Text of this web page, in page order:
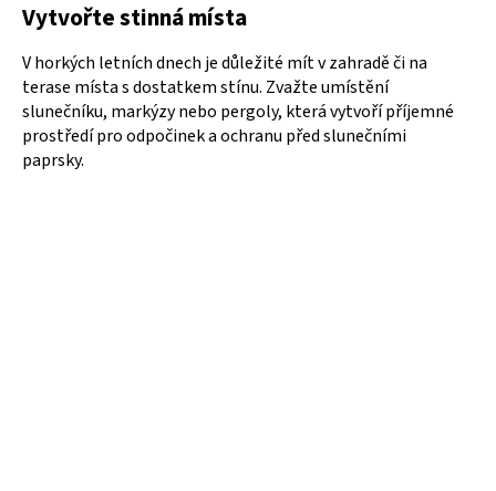
Vytvořte stinná místa
V horkých letních dnech je důležité mít v zahradě či na
terase místa s dostatkem stínu. Zvažte umístění
slunečníku, markýzy nebo pergoly, která vytvoří příjemné
prostředí pro odpočinek a ochranu před slunečními
paprsky.